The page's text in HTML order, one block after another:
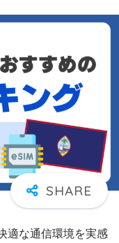
適な通信環境を実感